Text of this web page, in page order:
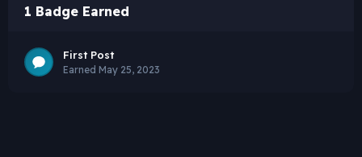
1 Badge Earned
First Post
Earned May 25, 2023